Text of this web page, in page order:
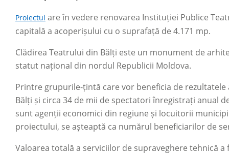
Proiectul are în vedere renovarea Instituției Publice
capitală a acoperișului cu o suprafață de 4.171 mp.
Clădirea Teatrului din Bălți este un monument de
statut național din nordul Republicii Moldova.
Printre grupurile-țintă care vor beneficia de
Bălți și circa 34 de mii de spectatori înregistrați anual
sunt agenții economici din regiune și locuitorii
proiectului, se așteaptă ca numărul beneficiarilor de
Valoarea totală a serviciilor de supraveghere tehnică